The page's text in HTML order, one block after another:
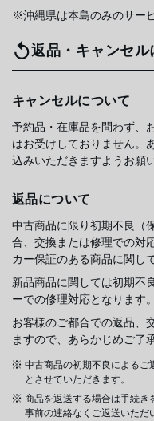
※沖縄県は本島のみのサー
返品・キャンセル
キャンセルについて
予約品・在庫品を問わず、
はお受けしておりません。
込みいただきますようお願
返品について
中古商品に限り初期不良（
合、交換または修理での対
カー保証のある商品に関し
新品商品に関しては初期不
ーでの修理対応となります。
お客様のご都合での返品、
ますので、あらかじめご了
中古商品の初期不良によるご
とさせていただきます。
商品を返送する場合は手続き
事前の連絡なくご返送いただ